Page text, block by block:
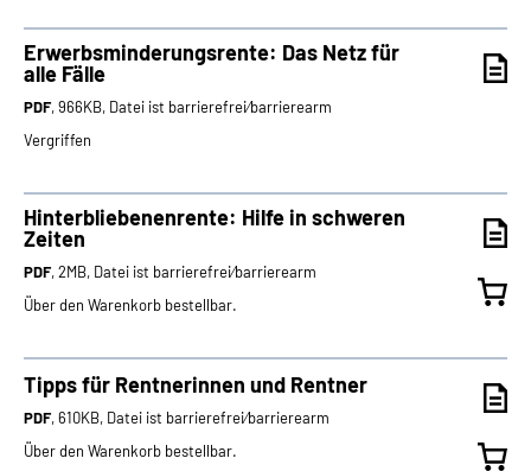
Erwerbsminderungs­rente: Das Netz für
alle Fälle
PDF, 966KB, Datei ist barrierefrei⁄barrierearm
Vergriffen
Hinterbliebenenrente: Hilfe in schweren
Zeiten
PDF, 2MB, Datei ist barrierefrei⁄barrierearm
Über den Warenkorb bestellbar.
Tipps für Rentnerinnen und Rentner
PDF, 610KB, Datei ist barrierefrei⁄barrierearm
Über den Warenkorb bestellbar.